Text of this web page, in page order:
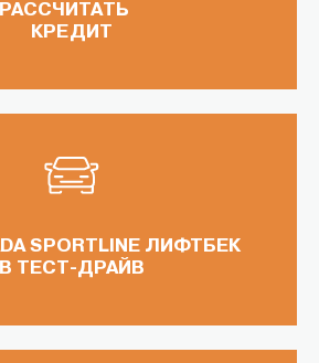
РАССЧИТАТЬ
КРЕДИТ
SPORTLINE ЛИФТБЕК
В ТЕСТ-ДРАЙВ